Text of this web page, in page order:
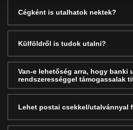
Cégként is utalhatok nektek?
Külföldről is tudok utalni?
Van-e lehetőség arra, hogy banki
rendszerességgel támogassalak
Lehet postai csekkel/utalvánnyal